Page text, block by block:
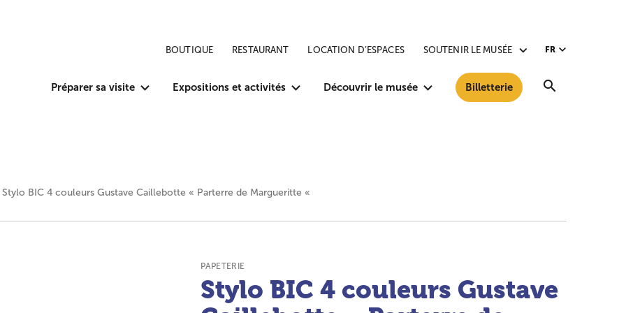
Préparer sa visite Expositions et activités Découvrir le musée Billetterie
BOUTIQUE RESTAURANT LOCATION D’ESPACES SOUTENIR LE MUSÉE FR
Stylo BIC 4 couleurs Gustave Caillebotte « Parterre de Margueritte «
TYPE DE PRODUIT :
PAPETERIE
Stylo BIC 4 couleurs Gustave